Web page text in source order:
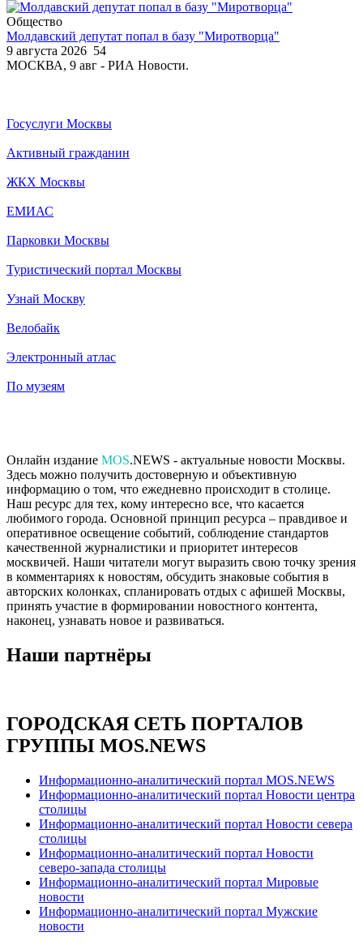
Общество
Молдавский депутат попал в базу "Миротворца"
9 августа 2026 54
МОСКВА, 9 авг - РИА Новости.
Госуслуги Москвы
Активный гражданин
ЖКХ Москвы
ЕМИАС
Парковки Москвы
Туристический портал Москвы
Узнай Москву
Велобайк
Электронный атлас
По музеям
Онлайн издание MOS.NEWS - актуальные новости Москвы.
Здесь можно получить достоверную и объективную
информацию о том, что ежедневно происходит в столице.
Наш ресурс для тех, кому интересно все, что касается
любимого города. Основной принцип ресурса – правдивое и
оперативное освещение событий, соблюдение стандартов
качественной журналистики и приоритет интересов
москвичей. Наши читатели могут выразить свою точку зрения
в комментариях к новостям, обсудить знаковые события в
авторских колонках, спланировать отдых с афишей Москвы,
принять участие в формировании новостного контента,
наконец, узнавать новое и развиваться.
Наши партнёры
ГОРОДСКАЯ СЕТЬ ПОРТАЛОВ
ГРУППЫ MOS.NEWS
Информационно-аналитический портал MOS.NEWS
Информационно-аналитический портал Новости центра
столицы
Информационно-аналитический портал Новости севера
столицы
Информационно-аналитический портал Новости
северо-запада столицы
Информационно-аналитический портал Мировые
новости
Информационно-аналитический портал Мужские
новости